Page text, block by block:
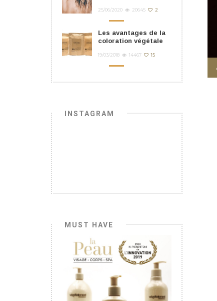
25/06/2020 20645 2
Les avantages de la
coloration végétale
19/03/2018 14467 15
INSTAGRAM
MUST HAVE